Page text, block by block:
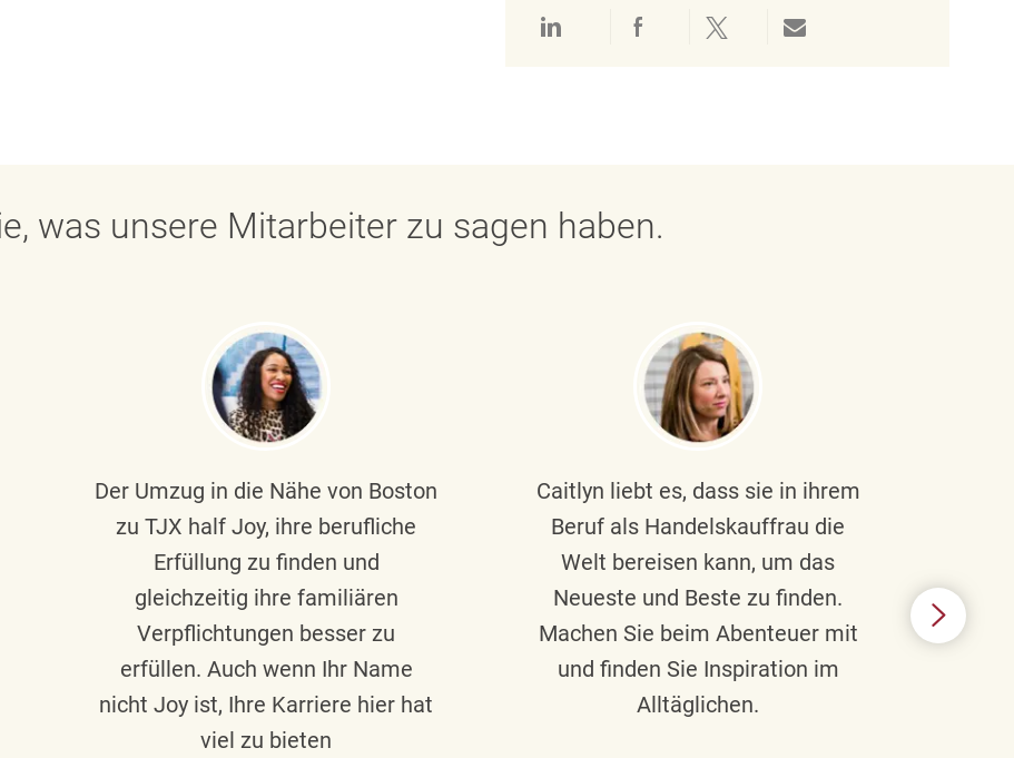
Über LinkedIn teilenÜber Facebook teilen
Über Twitter teilenPer E-Mail teilen
was unsere Mitarbeiter zu sagen haben.
Der Umzug in die Nähe von Boston
zu TJX half Joy, ihre berufliche
Erfüllung zu finden und
gleichzeitig ihre familiären
Verpflichtungen besser zu
erfüllen. Auch wenn Ihr Name
nicht Joy ist, Ihre Karriere hier hat
viel zu bieten
Caitlyn liebt es, dass sie in ihrem
Beruf als Handelskauffrau die
Welt bereisen kann, um das
Neueste und Beste zu finden.
Machen Sie beim Abenteuer mit
und finden Sie Inspiration im
Alltäglichen.